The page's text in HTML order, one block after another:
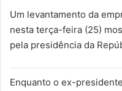
Um levantamento da
nesta terça-feira (25)
pela presidência da
Enquanto o ex-presidente